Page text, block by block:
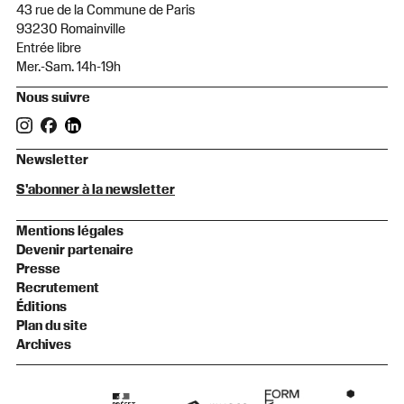
43 rue de la Commune de Paris
93230 Romainville
Entrée libre
Mer.-Sam. 14h-19h
Nous suivre
Newsletter
S'abonner à la newsletter
Mentions légales
Devenir partenaire
Presse
Recrutement
Éditions
Plan du site
Archives